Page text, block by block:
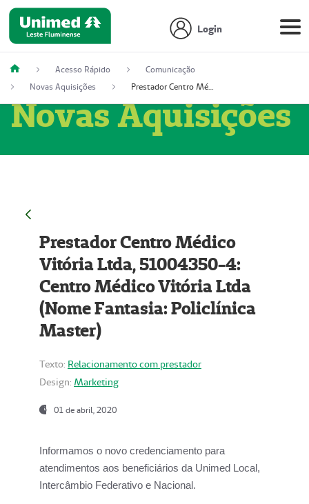
Login
Acesso Rápido
Comunicação
Novas Aquisições
Prestador Centro Médico Vitória Ltda, 51004350-4: Centro Médico Vitória Ltda (Nome Fantasia: Policlínica Master)
Novas Aquisições
Prestador Centro Médico
Vitória Ltda, 51004350-4:
Centro Médico Vitória Ltda
(Nome Fantasia: Policlínica
Master)
Texto: Relacionamento com prestador
Design: Marketing
01 de abril, 2020
Informamos o novo credenciamento para
atendimentos aos beneficiários da Unimed Local,
Intercâmbio Federativo e Nacional.